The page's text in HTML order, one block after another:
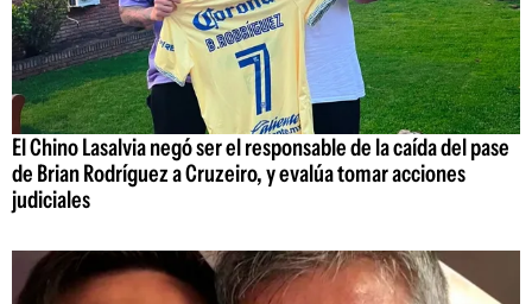
El Chino Lasalvia negó ser el responsable de la caída del pase
de Brian Rodríguez a Cruzeiro, y evalúa tomar acciones
judiciales